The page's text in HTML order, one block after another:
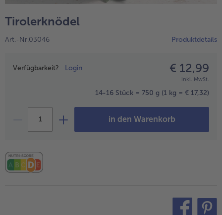
alle Obst
alle Süße Vielfalt
Confiserie & Feinkost
alle Küchenhelfer
Tirolerknödel
Art.-Nr.03046 Produktdetails
Preisangabe
Verfügbarkeit? Login € 12,99
inkl. MwSt.
14-16 Stück = 750 g (1 kg = € 17,32)
in den Warenkorb